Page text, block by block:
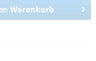
Warenkorb